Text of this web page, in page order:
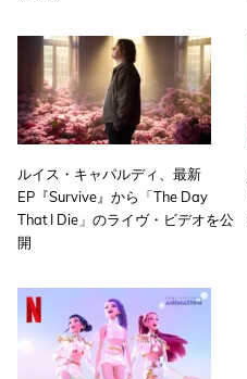
ルイス・キャパルディ、最新
EP『Survive』から「The Day
That I Die」のライヴ・ビデオを公
開